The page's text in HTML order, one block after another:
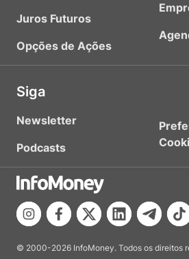
Juros Futuros
Opções de Ações
Siga
Newsletter
Podcasts
© 2000-2026 InfoMoney. Todos os direitos